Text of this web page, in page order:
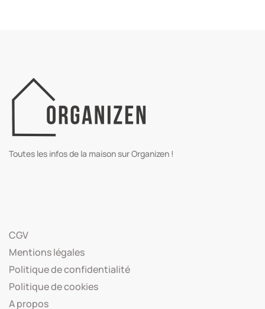
Toutes les infos de la maison sur Organizen !
CGV
Mentions légales
Politique de confidentialité
Politique de cookies
A propos